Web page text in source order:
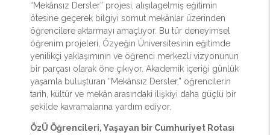
“Mekânsız Dersler” projesi, alışılagelmiş eğitimin
ötesine geçerek bilgiyi somut mekânlar üzerinden
öğrencilere aktarmayı amaçlıyor. Bu tür deneyimsel
öğrenim projeleri, Özyeğin Üniversitesinin eğitimde
yenilikçi yaklaşımının ve öğrenci merkezli vizyonunun
bir parçası olarak öne çıkıyor. Akademik içeriği günlük
yaşamla buluşturan “Mekânsız Dersler,” öğrencilerin
tarih, kültür ve mekân arasındaki ilişkiyi daha güçlü bir
şekilde kavramalarına yardım ediyor.
ÖzÜ Öğrencileri, Yaşayan bir Cumhuriyet Rotası